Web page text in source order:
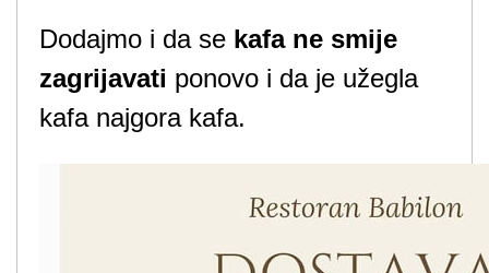
Dodajmo i da se kafa ne smije
zagrijavati ponovo i da je užegla
kafa najgora kafa.